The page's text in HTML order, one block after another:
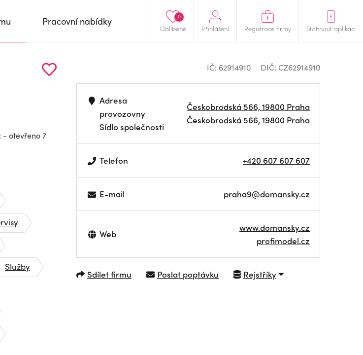
Oblíbené
0
Přihlášení Registrace firmy Stáhnout aplikaci
Pracovní nabídky
- otevřeno 7
Služby
IČ: 62914910 DIČ: CZ62914910
Adresa
provozovny
Sídlo společnosti
Českobrodská 566, 19800 Praha
Českobrodská 566, 19800 Praha
Telefon +420 607 607 607
E-mail praha9@domansky.cz
Web
www.domansky.cz
profimodel.cz
Sdílet firmu Poslat poptávku Rejstříky